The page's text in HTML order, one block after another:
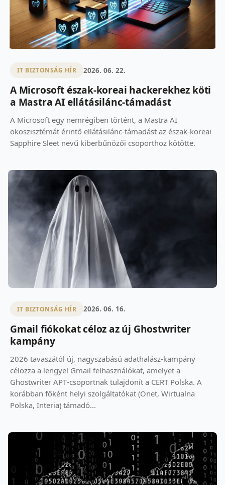
IT BIZTONSÁG HÍR 2026. 06. 22.
A Microsoft észak-koreai hackerekhez köti
a Mastra AI ellátásilánc-támadást
A Microsoft egy nemrégiben történt, a Mastra AI
ökoszisztémát érintő ellátásilánc-támadást az észak-koreai
Sapphire Sleet nevű kiberbűnözői csoporthoz kötötte.
IT BIZTONSÁG HÍR 2026. 06. 16.
Gmail fiókokat céloz az új Ghostwriter
kampány
2026 tavaszától új, nagyszabású adathalász‑kampány
célozza a lengyel Gmail felhasználókat, amelyet a
Ghostwriter APT‑csoportnak tulajdonít a CERT Polska. A
korábban főként helyi szolgáltatókat (Onet, Wirtualna
Polska, Interia) támadó...